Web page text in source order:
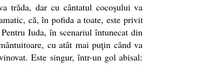
trăda, dar cu cântatul cocoşului va
că, în pofida a toate, este privit
Iuda, în scenariul întunecat din
cu atât mai puţin când va
Este singur, într-un gol abisal: